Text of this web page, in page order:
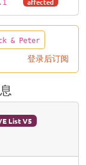
& Peter
登录后订阅
List V5